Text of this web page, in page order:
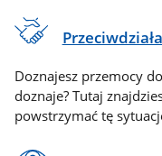
Doznajesz przemocy
doznaje? Tutaj
powstrzymać tę